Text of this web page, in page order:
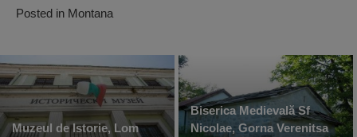
Posted in Montana
Muzeul de Istorie, Lom
Biserica Medievală Sf
Nicolae, Gorna Verenitsa